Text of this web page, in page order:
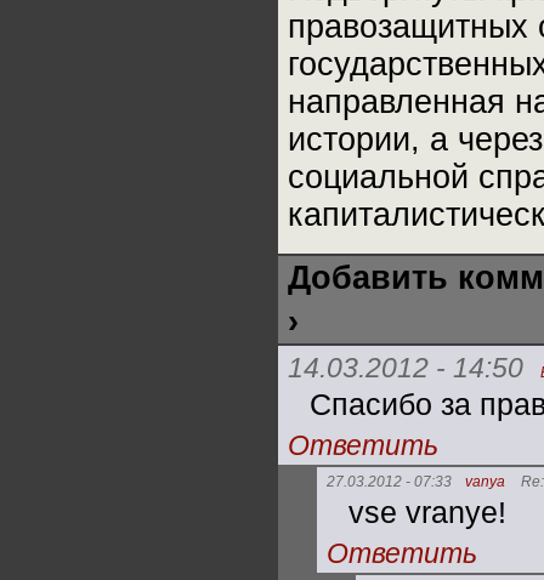
правозащитных
направленная
истории, а
социальной
Добавить
›
14.03.2012 - 14:50
Спасибо за
Ответить
27.03.2012 - 07:33 vanya
vse vranye!
Ответить